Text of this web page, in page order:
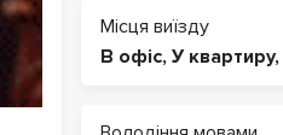
Місця виїзду
В офіс, У квартиру,